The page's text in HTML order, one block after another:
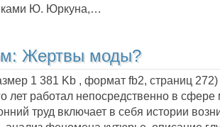
Ю. Юркуна,…
Жертвы моды?
1 381 Kb , формат fb2, страниц 272
лет работал непосредственно в
труд включает в себя истории